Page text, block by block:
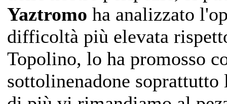
Yaztromo ha analizzato
difficoltà più elevata
Topolino, lo ha promosso
sottolinenadone